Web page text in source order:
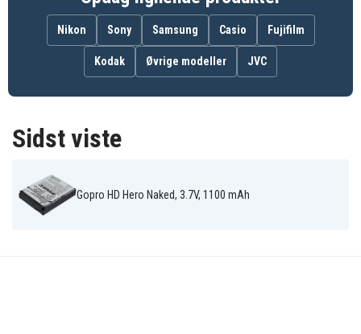
Nikon Sony Samsung Casio Fujifilm
Kodak Øvrige modeller JVC
Sidst viste
Gopro HD Hero Naked, 3.7V, 1100 mAh